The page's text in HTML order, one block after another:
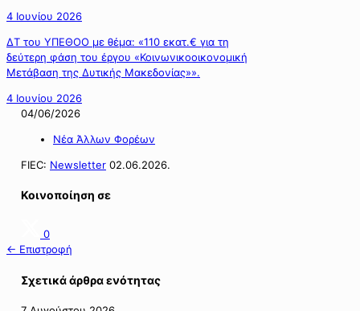
4 Ιουνίου 2026
ΔΤ του ΥΠΕΘΟΟ με θέμα: «110 εκατ.€ για τη
δεύτερη φάση του έργου «Κοινωνικοοικονομική
Μετάβαση της Δυτικής Μακεδονίας»».
4 Ιουνίου 2026
04/06/2026
Νέα Άλλων Φορέων
FIEC: Newsletter 02.06.2026.
Κοινοποίηση σε
0
← Επιστροφή
Σχετικά άρθρα ενότητας